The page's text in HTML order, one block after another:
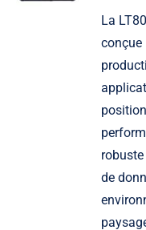
La
conçue
de